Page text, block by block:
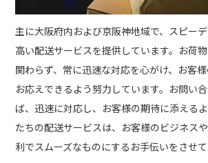
主に大阪府内および京阪神地域で、スピー
高い配送サービスを提供しています。お荷
関わらず、常に迅速な対応を心がけ、お客
お応えできるよう努力しています。お問い
ば、迅速に対応し、お客様の期待に添える
たちの配送サービスは、お客様のビジネス
利でスムーズなものにするお手伝いをさせて